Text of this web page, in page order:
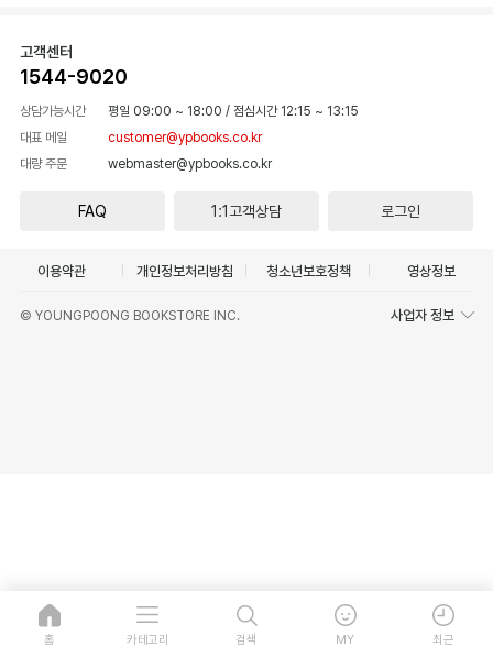
고객센터
1544-9020
상담가능시간 평일 09:00 ~ 18:00 / 점심시간 12:15 ~ 13:15
대표 메일
customer@ypbooks.co.kr
대량 주문
webmaster@ypbooks.co.kr
FAQ 1:1고객상담 로그인
이용약관 개인정보처리방침 청소년보호정책 영상정보
© YOUNGPOONG BOOKSTORE INC. 사업자 정보
홈 카테고리 검색 MY 최근